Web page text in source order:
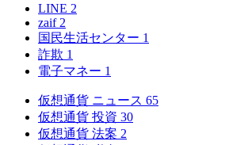
LINE 2
zaif 2
国民生活センター 1
詐欺 1
電子マネー 1
仮想通貨 ニュース 65
仮想通貨 投資 30
仮想通貨 法案 2